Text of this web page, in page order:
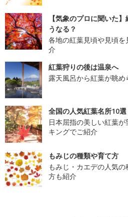
【気象のプロに聞いた
うなる？
各地の紅葉見頃や見頃
介
紅葉狩りの後は温泉へ
露天風呂から紅葉が眺
全国の人気紅葉名所10選
日本屈指の美しい紅葉
キングでご紹介
もみじの種類や育て方
もみじ・カエデの人気
方も紹介